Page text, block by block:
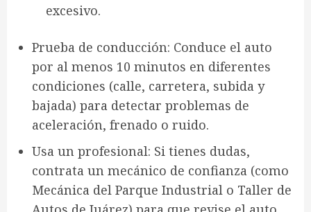
excesivo.
Prueba de conducción: Conduce el auto
por al menos 10 minutos en diferentes
condiciones (calle, carretera, subida y
bajada) para detectar problemas de
aceleración, frenado o ruido.
Usa un profesional: Si tienes dudas,
contrata un mecánico de confianza (como
Mecánica del Parque Industrial o Taller de